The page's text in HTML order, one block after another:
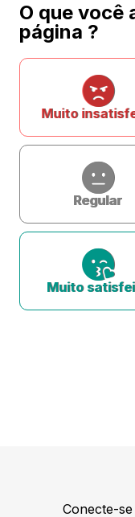
O que você
página ?
Muito
Regular
Muito
Conecte-